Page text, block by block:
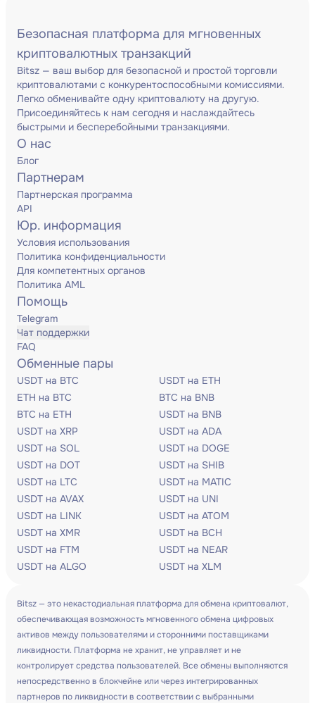
Безопасная платформа для мгновенных
криптовалютных транзакций
Bitsz — ваш выбор для безопасной и простой торговли
криптовалютами с конкурентоспособными комиссиями.
Легко обменивайте одну криптовалюту на другую.
Присоединяйтесь к нам сегодня и наслаждайтесь
быстрыми и бесперебойными транзакциями.
О нас
Блог
Партнерам
Партнерская программа
API
Юр. информация
Условия использования
Политика конфиденциальности
Для компетентных органов
Политика AML
Помощь
Telegram
Чат поддержки
FAQ
Обменные пары
USDT на BTC
USDT на ETH
ETH на BTC
BTC на BNB
BTC на ETH
USDT на BNB
USDT на XRP
USDT на ADA
USDT на SOL
USDT на DOGE
USDT на DOT
USDT на SHIB
USDT на LTC
USDT на MATIC
USDT на AVAX
USDT на UNI
USDT на LINK
USDT на ATOM
USDT на XMR
USDT на BCH
USDT на FTM
USDT на NEAR
USDT на ALGO
USDT на XLM
Bitsz — это некастодиальная платформа для обмена криптовалют,
обеспечивающая возможность мгновенного обмена цифровых
активов между пользователями и сторонними поставщиками
ликвидности. Платформа не хранит, не управляет и не
контролирует средства пользователей. Все обмены выполняются
непосредственно в блокчейне или через интегрированных
партнеров по ликвидности в соответствии с выбранными